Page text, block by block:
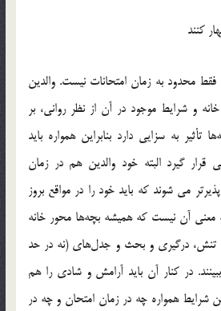
کنند
محدود به زمان امتحانات نيست. والدين
و شرايط موجود در آن از نظر رواني، بر
تأثير به سزايي دارد بنابراين همواره بايد
قرار گيرد البته خود والدين هم در زمان
مي شوند كه بايد خود را در مواقع بروز
معني آن نيست كه هميشه بچه‌ها محور خانه
تنش، درگيري و بحث و جدل‌هاي (نه در حد
در كنار آن بايد آرامش و شادي را هم
شرايط همواره چه در زمان امتحان و چه در